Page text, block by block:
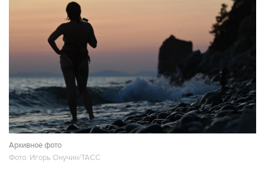
Архивное фото
Фото: Игорь Онучин/ТАСС